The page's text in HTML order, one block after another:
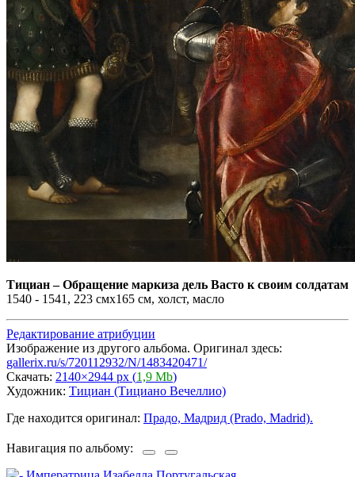
Тициан–Обращение маркиза дель Васто к своим солдатам
1540 - 1541, 223 смx165 см, холст, масло
Редактирование атрибуции
Изображение из другого альбома. Оригинал здесь:
gallerix.ru/s/720112932/N/1483420471/
Скачать: 2140×2944 px (1,9 Mb)
Художник: Тициан (Тициано Вечеллио)
Где находится оригинал: Прадо, Мадрид (Prado, Madrid).
Навигация по альбому: